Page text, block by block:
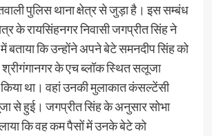
पुलिस थाना क्षेत्र से जुड़ा है। इस सम्बंध
के रायसिंहनगर निवासी जगप्रीत सिंह ने
में बताया कि उन्होंने अपने बेटे समनदीप सिंह को
के एच ब्लॉक स्थित सलूजा
था। वहां उनकी मुलाकात कंसल्टेंसी
से हुई। जगप्रीत सिंह के अनुसार सोभा
कि वह कम पैसों में उनके बेटे को